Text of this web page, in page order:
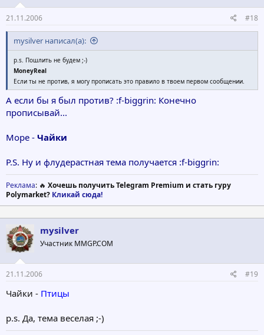
21.11.2006 #18
mysilver написал(а):
p.s. Пошлить не будем ;-)
MoneyReal
Если ты не против, я могу прописать это правило в твоем первом сообщении.
А если бы я был против? :f-biggrin: Конечно
прописывай...
Море - Чайки
P.S. Ну и флудерастная тема получается :f-biggrin:
Реклама: 🔥 Хочешь получить Telegram Premium и стать гуру
Polymarket? Кликай сюда!
mysilver
Участник MMGP.COM
21.11.2006 #19
Чайки - Птицы
p.s. Да, тема веселая ;-)